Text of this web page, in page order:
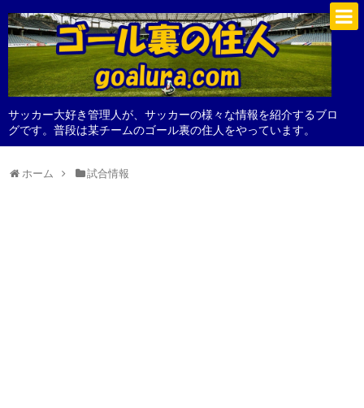
サッカー大好き管理人が、サッカーの様々な情報を紹介するブロ
グです。普段は某チームのゴール裏の住人をやっています。
ホーム 試合情報